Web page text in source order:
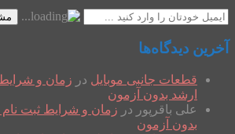
آخرین دیدگاه‌ها
قطعات جانبی موبایل در زمان و
ارشد بدون آزمون
علی باقرپور در زمان و شرایط ثبت
بدون آزمون